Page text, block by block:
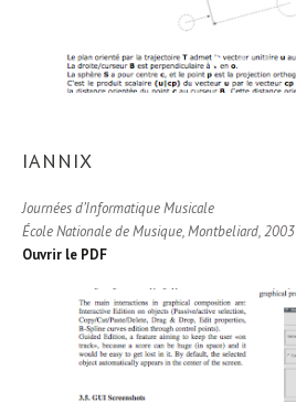
1 2 3
IANNIX
Journées d’Informatique Musicale
École Nationale de Musique, Montbeliard, 2003
Ouvrir le PDF